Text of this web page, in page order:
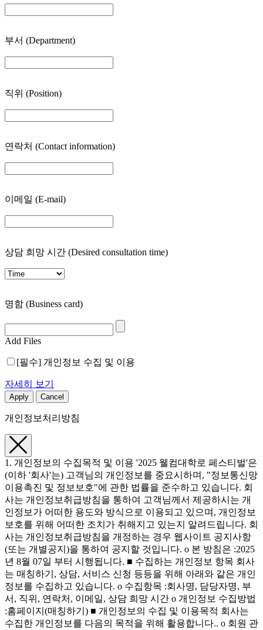
부서 (Department)
직위 (Position)
연락처 (Contact information)
이메일 (E-mail)
상담 희망 시간 (Desired consultation time)
명함 (Business card)
Add Files
[필수] 개인정보 수집 및 이용
자세히 보기
Apply Cancel
개인정보처리방침
1. 개인정보의 수집목적 및 이용 '2025 웰컴대학로 페스티벌'은
(이하 '회사'는) 고객님의 개인정보를 중요시하며, "정보통신망
이용촉진 및 정보보호"에 관한 법률을 준수하고 있습니다. 회
사는 개인정보취급방침을 통하여 고객님께서 제공하시는 개
인정보가 어떠한 용도와 방식으로 이용되고 있으며, 개인정보
보호를 위해 어떠한 조치가 취해지고 있는지 알려드립니다. 회
사는 개인정보취급방침을 개정하는 경우 웹사이트 공지사항
(또는 개별공지)을 통하여 공지할 것입니다. ο 본 방침은 :2025
년 8월 07일 부터 시행됩니다. ■ 수집하는 개인정보 항목 회사
는 매칭하기, 상담, 서비스 신청 등등을 위해 아래와 같은 개인
정보를 수집하고 있습니다. ο 수집항목 :회사명, 담당자명, 부
서, 직위, 연락처, 이메일, 상담 희망 시간 ο 개인정보 수집방법
:홈페이지(매칭하기) ■ 개인정보의 수집 및 이용목적 회사는
수집한 개인정보를 다음의 목적을 위해 활용합니다.. ο 회원 관